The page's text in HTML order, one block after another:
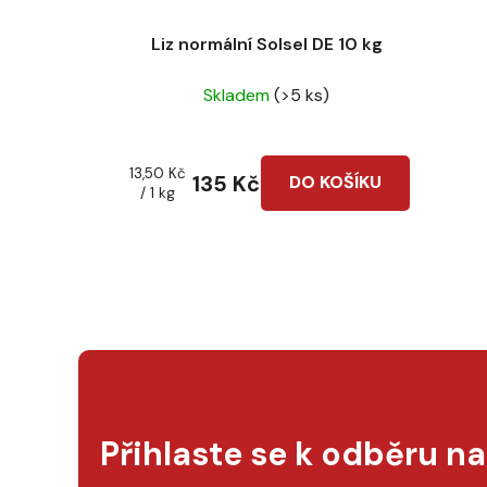
Liz normální Solsel DE 10 kg
Skladem(>5 ks)
DO KOŠÍKU
135 Kč
Měrná
cena:
13,50 Kč
/ 1 kg
Přihlaste se k odběru